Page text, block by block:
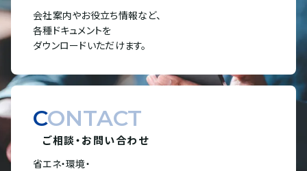
会社案内やお役立ち情報など、
各種ドキュメントを
ダウンロードいただけます。
CONTACT
ご相談・お問い合わせ
省エネ・環境・